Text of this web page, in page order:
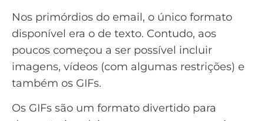
Nos primórdios do email, o único formato
disponível era o de texto. Contudo, aos
poucos começou a ser possível incluir
imagens, vídeos (com algumas restrições) e
também os GIFs.
Os GIFs são um formato divertido para